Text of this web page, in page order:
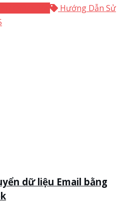
Hướng Dẫn Sử
dữ liệu Email bằng